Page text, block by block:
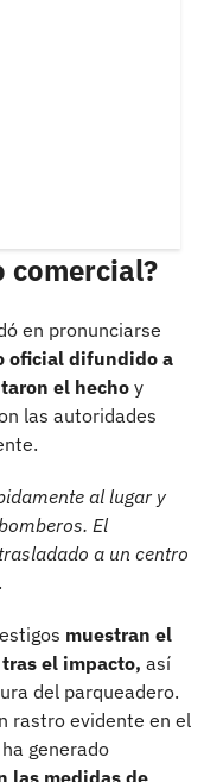
comercial?
en pronunciarse
oficial difundido a
el hecho y
las autoridades
al lugar y
El
a un centro
muestran el
el impacto, así
del parqueadero.
rastro evidente en el
generado
las medidas de